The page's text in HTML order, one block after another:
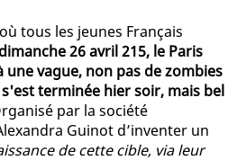
tous les jeunes Français
26 avril 215, le Paris
vague, non pas de zombies
terminée hier soir, mais bel
par la société
Guinot d’inventer un
de cette cible, via leur